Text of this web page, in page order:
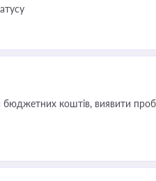
бюджетних коштів, виявити